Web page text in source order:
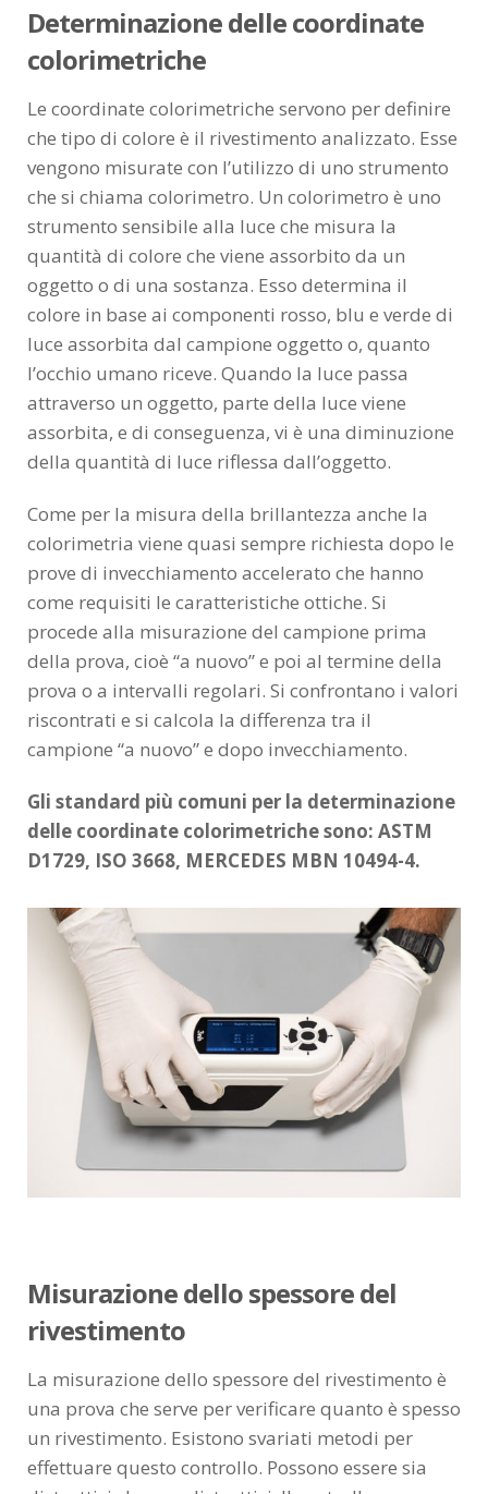
Determinazione delle coordinate
colorimetriche
Le coordinate colorimetriche servono per definire
che tipo di colore è il rivestimento analizzato. Esse
vengono misurate con l’utilizzo di uno strumento
che si chiama colorimetro. Un colorimetro è uno
strumento sensibile alla luce che misura la
quantità di colore che viene assorbito da un
oggetto o di una sostanza. Esso determina il
colore in base ai componenti rosso, blu e verde di
luce assorbita dal campione oggetto o, quanto
l’occhio umano riceve. Quando la luce passa
attraverso un oggetto, parte della luce viene
assorbita, e di conseguenza, vi è una diminuzione
della quantità di luce riflessa dall’oggetto.
Come per la misura della brillantezza anche la
colorimetria viene quasi sempre richiesta dopo le
prove di invecchiamento accelerato che hanno
come requisiti le caratteristiche ottiche. Si
procede alla misurazione del campione prima
della prova, cioè “a nuovo” e poi al termine della
prova o a intervalli regolari. Si confrontano i valori
riscontrati e si calcola la differenza tra il
campione “a nuovo” e dopo invecchiamento.
Gli standard più comuni per la determinazione
delle coordinate colorimetriche sono: ASTM
D1729, ISO 3668, MERCEDES MBN 10494-4.
Misurazione dello spessore del
rivestimento
La misurazione dello spessore del rivestimento è
una prova che serve per verificare quanto è spesso
un rivestimento. Esistono svariati metodi per
effettuare questo controllo. Possono essere sia